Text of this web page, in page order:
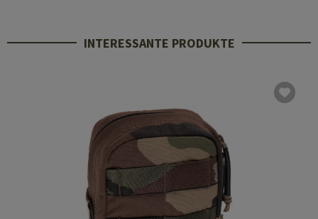
INTERESSANTE PRODUKTE